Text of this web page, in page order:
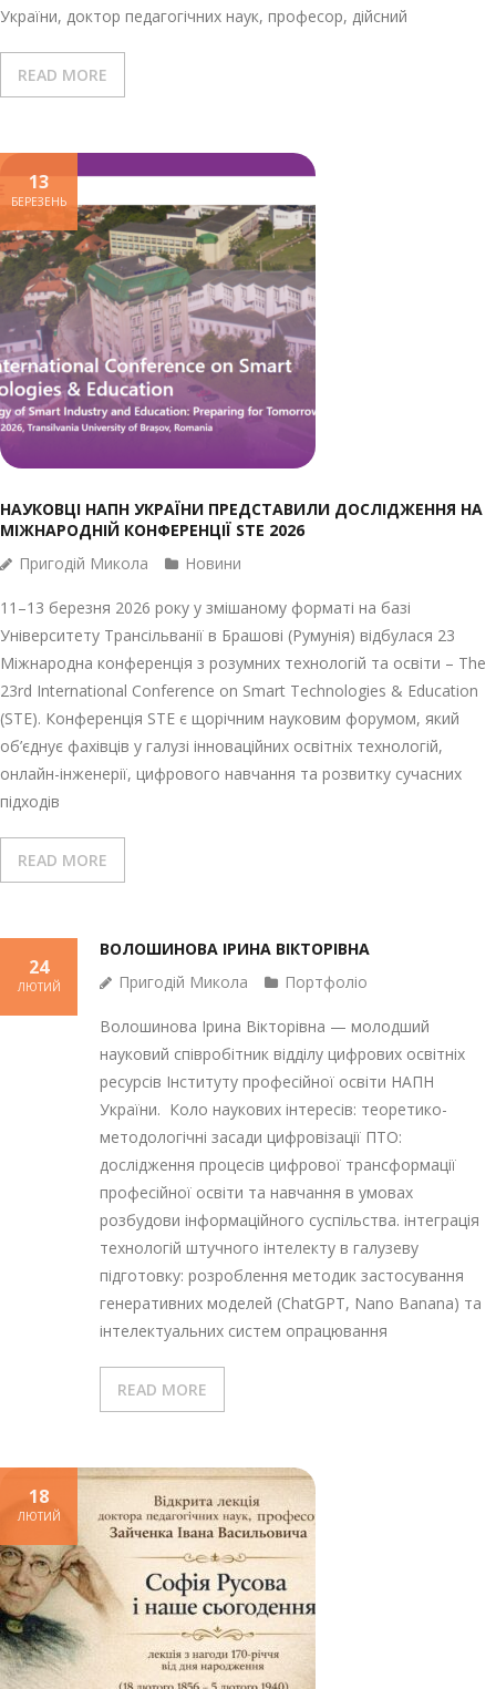
України, доктор педагогічних наук, професор, дійсний
READ MORE
НАУКОВЦІ НАПН УКРАЇНИ ПРЕДСТАВИЛИ ДОСЛІДЖЕННЯ НА
МІЖНАРОДНІЙ КОНФЕРЕНЦІЇ STE 2026
13
БЕРЕЗЕНЬ
Пригодій Микола Новини
11–13 березня 2026 року у змішаному форматі на базі
Університету Трансільванії в Брашові (Румунія) відбулася 23
Міжнародна конференція з розумних технологій та освіти – The
23rd International Conference on Smart Technologies & Education
(STE). Конференція STE є щорічним науковим форумом, який
об’єднує фахівців у галузі інноваційних освітніх технологій,
онлайн-інженерії, цифрового навчання та розвитку сучасних
підходів
READ MORE
ВОЛОШИНОВА ІРИНА ВІКТОРІВНА
24
ЛЮТИЙ Пригодій Микола Портфоліо
Волошинова Ірина Вікторівна — молодший
науковий співробітник відділу цифрових освітніх
ресурсів Інституту професійної освіти НАПН
України. Коло наукових інтересів: теоретико-
методологічні засади цифровізації ПТО:
дослідження процесів цифрової трансформації
професійної освіти та навчання в умовах
розбудови інформаційного суспільства. інтеграція
технологій штучного інтелекту в галузеву
підготовку: розроблення методик застосування
генеративних моделей (ChatGPT, Nano Banana) та
інтелектуальних систем опрацювання
READ MORE
18
ЛЮТИЙ